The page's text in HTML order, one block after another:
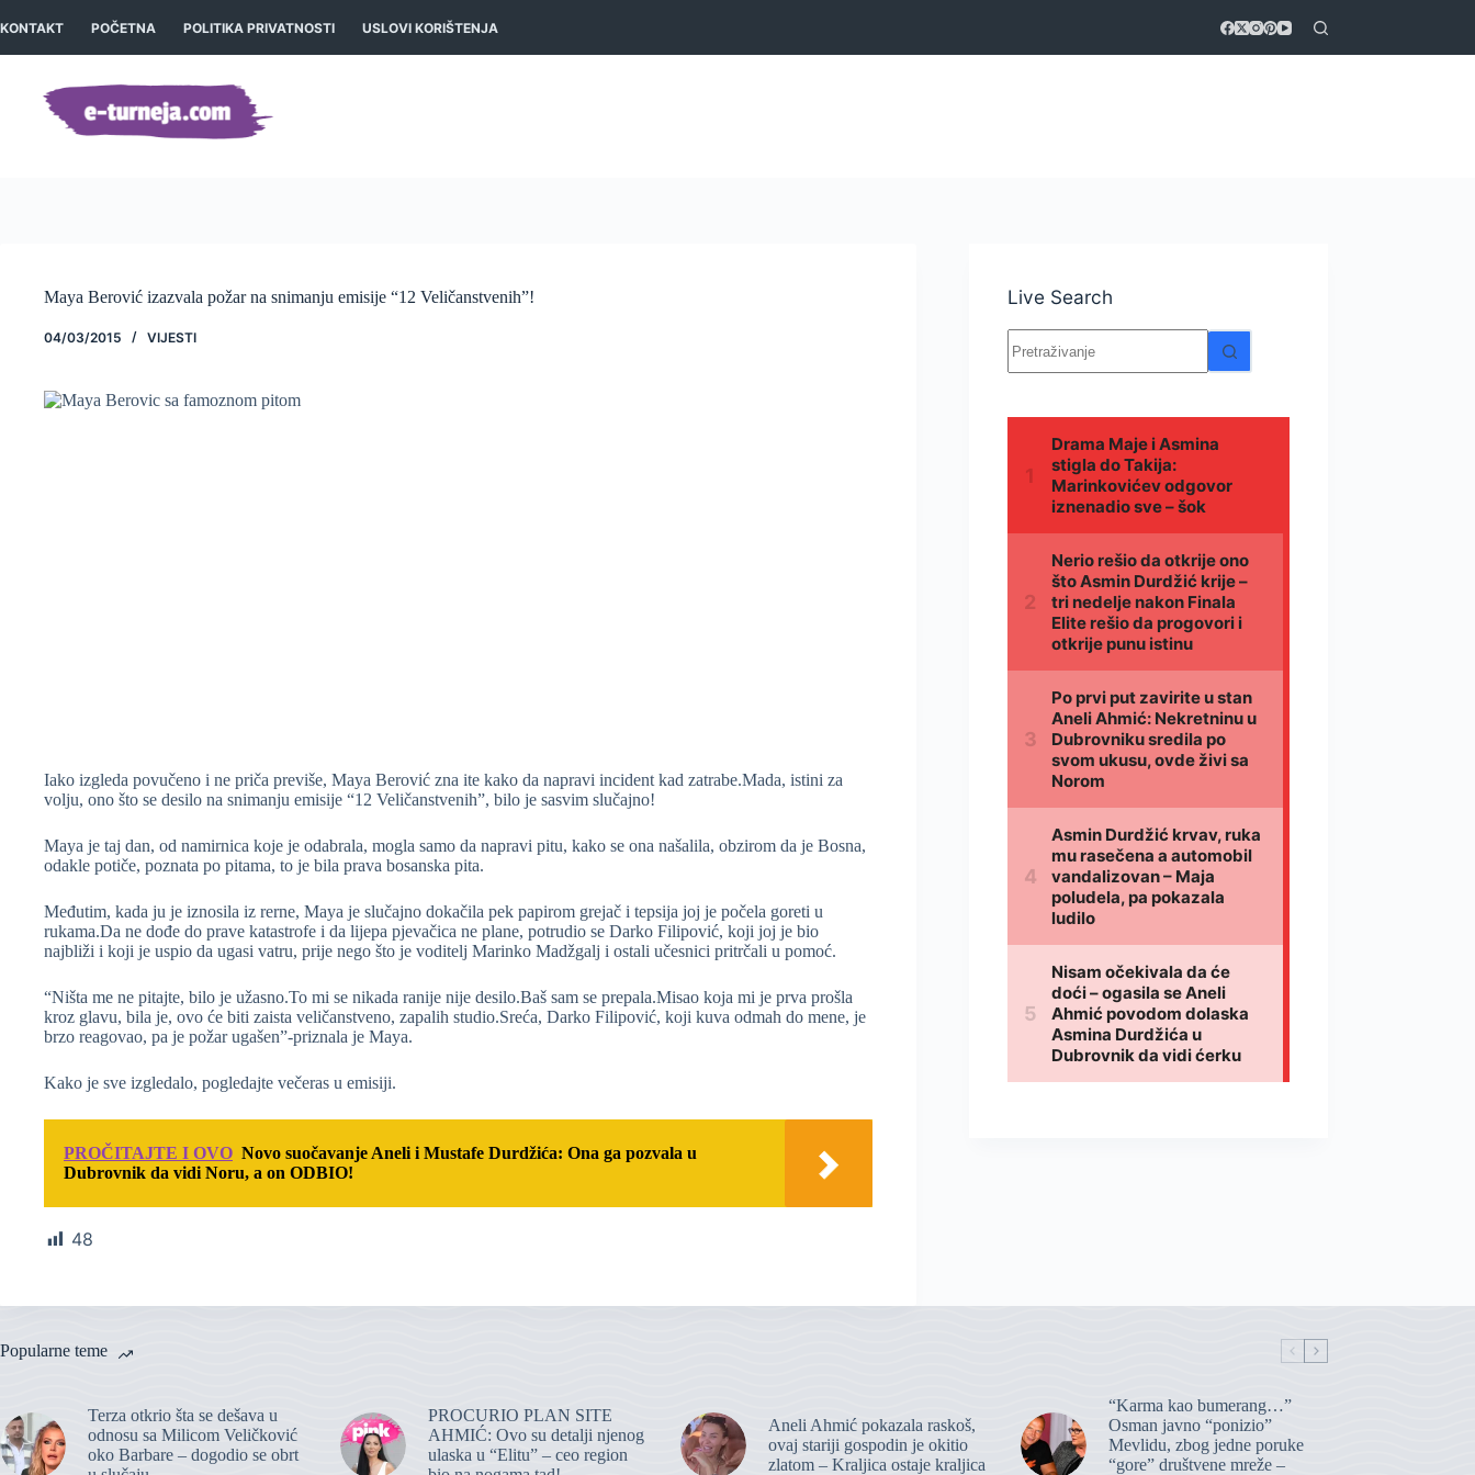
na
KONTAKT POČETNA POLITIKA PRIVATNOSTI USLOVI KORIŠTENJA
Maya Berović izazvala požar na snimanju emisije “12 Veličanstvenih”!
04/03/2015 VIJESTI
Iako izgleda povučeno i ne priča previše, Maya Berović zna ite kako da napravi incident kad zatrabe.Mada, istini za
volju, ono što se desilo na snimanju emisije “12 Veličanstvenih”, bilo je sasvim slučajno!
Maya je taj dan, od namirnica koje je odabrala, mogla samo da napravi pitu, kako se ona našalila, obzirom da je Bosna,
odakle potiče, poznata po pitama, to je bila prava bosanska pita.
Međutim, kada ju je iznosila iz rerne, Maya je slučajno dokačila pek papirom grejač i tepsija joj je počela goreti u
rukama.Da ne dođe do prave katastrofe i da lijepa pjevačica ne plane, potrudio se Darko Filipović, koji joj je bio
najbliži i koji je uspio da ugasi vatru, prije nego što je voditelj Marinko Madžgalj i ostali učesnici pritrčali u pomoć.
“Ništa me ne pitajte, bilo je užasno.To mi se nikada ranije nije desilo.Baš sam se prepala.Misao koja mi je prva prošla
kroz glavu, bila je, ovo će biti zaista veličanstveno, zapalih studio.Sreća, Darko Filipović, koji kuva odmah do mene, je
brzo reagovao, pa je požar ugašen”-priznala je Maya.
Kako je sve izgledalo, pogledajte večeras u emisiji.
PROČITAJTE I OVO Novo suočavanje Aneli i Mustafe Durdžića: Ona ga pozvala u
Dubrovnik da vidi Noru, a on ODBIO!
48
Live Search
Nema
rezultata.
Popularne teme
Terza otkrio šta se dešava u
odnosu sa Milicom Veličković
oko Barbare – dogodio se obrt
PROCURIO PLAN SITE
AHMIĆ: Ovo su detalji njenog
ulaska u “Elitu” – ceo region
Aneli Ahmić pokazala raskoš,
ovaj stariji gospodin je okitio
zlatom – Kraljica ostaje kraljica
“Karma kao bumerang…”
Osman javno “ponizio”
Mevlidu, zbog jedne poruke
“gore” društvene mreže –